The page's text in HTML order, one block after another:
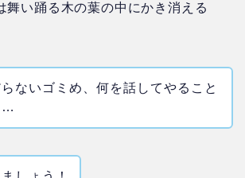
舞い踊る木の葉の中にかき消える
らないゴミめ、何を話してやること